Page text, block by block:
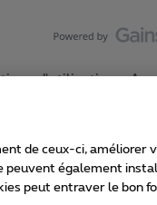
d'utilisation
de ceux-ci,
également
peut entraver le bon